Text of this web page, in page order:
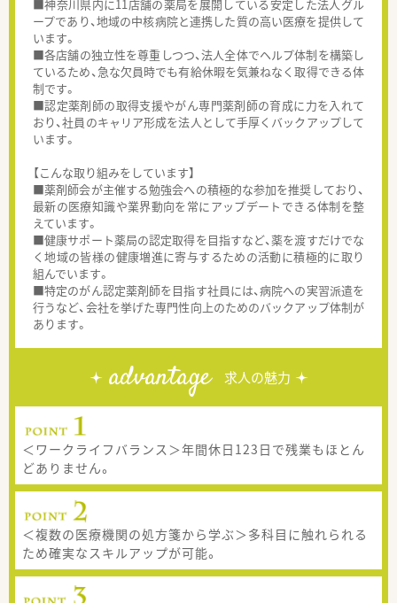
■神奈川県内に11店舗の薬局を展開している安定した法人グル
ープであり、地域の中核病院と連携した質の高い医療を提供して
います。
■各店舗の独立性を尊重しつつ、法人全体でヘルプ体制を構築し
ているため、急な欠員時でも有給休暇を気兼ねなく取得できる体
制です。
■認定薬剤師の取得支援やがん専門薬剤師の育成に力を入れて
おり、社員のキャリア形成を法人として手厚くバックアップして
います。
【こんな取り組みをしています】
■薬剤師会が主催する勉強会への積極的な参加を推奨しており、
最新の医療知識や業界動向を常にアップデートできる体制を整
えています。
■健康サポート薬局の認定取得を目指すなど、薬を渡すだけでな
く地域の皆様の健康増進に寄与するための活動に積極的に取り
組んでいます。
■特定のがん認定薬剤師を目指す社員には、病院への実習派遣を
行うなど、会社を挙げた専門性向上のためのバックアップ体制が
あります。
advantage 求人の魅力
＜ワークライフバランス＞年間休日123日で残業もほとん
どありません。
＜複数の医療機関の処方箋から学ぶ＞多科目に触れられる
ため確実なスキルアップが可能。